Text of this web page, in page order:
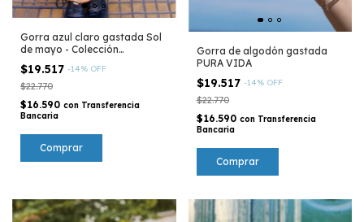
Gorra azul claro gastada Sol
de mayo - Colección
$19.517 -14% OFF
$22.770
$16.590 con Transferencia
Bancaria
Gorra de algodón gastada
PURA VIDA
$19.517 -14% OFF
$22.770
$16.590 con Transferencia
Bancaria